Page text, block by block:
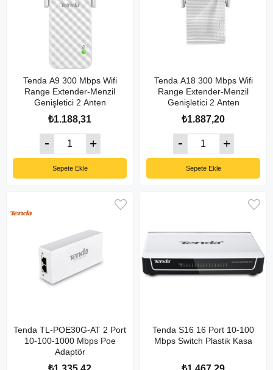
Tenda A9 300 Mbps Wifi
Range Extender-Menzil
Genişletici 2 Anten
₺1.188,31
Sepete Ekle
Tenda A18 300 Mbps Wifi
Range Extender-Menzil
Genişletici 2 Anten
₺1.887,20
Sepete Ekle
Tenda TL-POE30G-AT 2 Port
10-100-1000 Mbps Poe
Adaptör
Tenda S16 16 Port 10-100
Mbps Switch Plastik Kasa